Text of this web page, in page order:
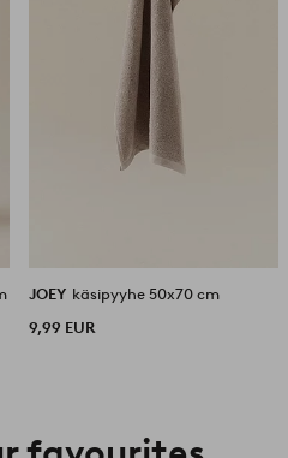
JOEY käsipyyhe 50x70 cm
9,99 EUR